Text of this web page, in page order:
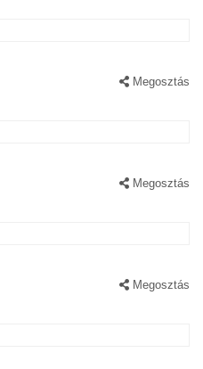
Megosztás
Megosztás
Megosztás